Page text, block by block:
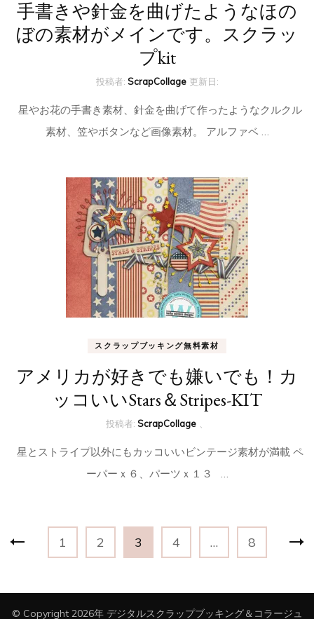
手書きや針金を曲げたようなほの
ぼの素材がメインです。スクラッ
プkit
投稿者: ScrapCollage 更新日:
星やお花の手書き素材、針金を曲げて作ったようなクルクル
素材、笠やボタンなど画像素材。 アルファベ …
スクラップブッキング無料素材
アメリカが好きでも嫌いでも！カ
ッコいいStars＆Stripes-KIT
投稿者: ScrapCollage
星とストライプ以外にもカッコいいビンテージ素材が満載 ペ
ーパーｘ６、パーツｘ１３ …
投
固
定
ー
1
固
定
ー
2
固
定
ー
3
固
定
ー
4 …
固
定
ー
8
© Copyright 2026年 デジタルスクラップブッキング＆コラージュ